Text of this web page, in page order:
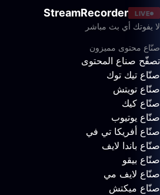
LIVE
StreamRecorder
لا يفوتك أي بث مباشر
صنّاع محتوى مميزون
تصفّح صناع المحتوى
صنّاع تيك توك
صنّاع تويتش
صنّاع كيك
صنّاع يوتيوب
صنّاع أفريكا تي في
صنّاع باندا لايف
صنّاع بيقو
صنّاع لايف مي
صنّاع ميكتش